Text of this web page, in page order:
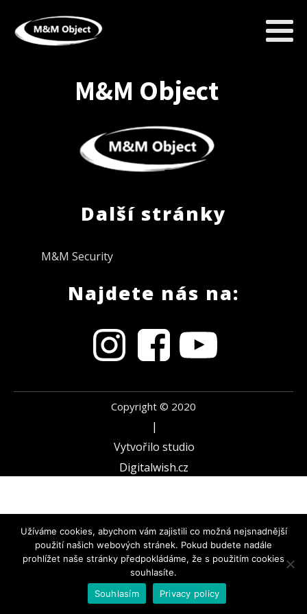
M&M Object
Další stránky
M&M Security
Najdete nás na:
Copyright © 2020
|
Vytvořilo studio
Digitalwish.cz
Užíváme cookies, abychom vám zajistili co možná nejsnadnější
použití našich webových stránek. Pokud budete nadále
prohlížet naše stránky předpokládáme, že s použitím cookies
souhlasíte.
Souhlasím
Privacy policy